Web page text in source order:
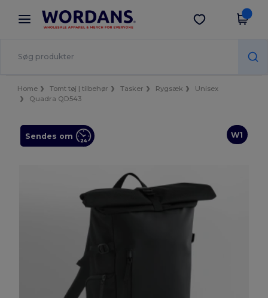
× Wordans-app
Bedre priser i appen!
Hent app
Home Tomt tøj | tilbehør Tasker Rygsæk
Unisex
Quadra QD543
W1
Sendes om